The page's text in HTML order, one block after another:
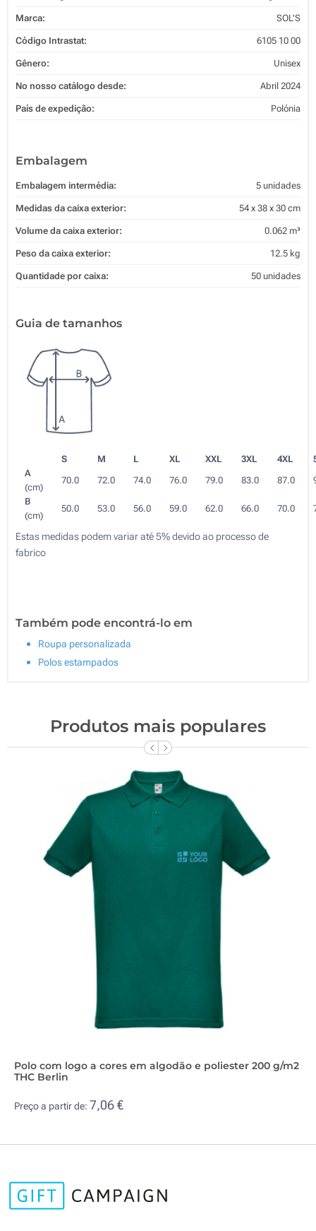
Marca: SOL'S
Código Intrastat: 6105 10 00
Gênero: Unisex
No nosso catálogo desde: Abril 2024
País de expedição: Polónia
Embalagem
Embalagem intermédia: 5 unidades
Medidas da caixa exterior: 54 x 38 x 30 cm
Volume da caixa exterior: 0.062 m³
Peso da caixa exterior: 12.5 kg
Quantidade por caixa: 50 unidades
Guia de tamanhos
S M L XL XXL 3XL 4XL
A
(cm)
70.0 72.0 74.0 76.0 79.0 83.0 87.0
B
(cm)
50.0 53.0 56.0 59.0 62.0 66.0 70.0
Estas medidas podem variar até 5% devido ao processo de
fabrico
Também pode encontrá-lo em
Roupa personalizada
Polos estampados
Produtos mais populares
Polo com logo a cores em algodão e poliester 200 g/m2
THC Berlin
Preço a partir de: 7,06 €